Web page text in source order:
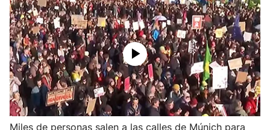
Miles de personas salen a las calles de Múnich para